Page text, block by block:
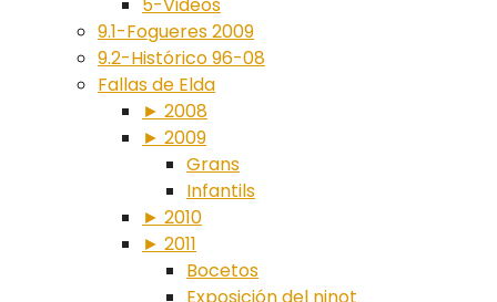
9.1-Fogueres 2009
9.2-Histórico 96-08
Fallas de Elda
► 2008
► 2009
Grans
Infantils
► 2010
► 2011
Bocetos